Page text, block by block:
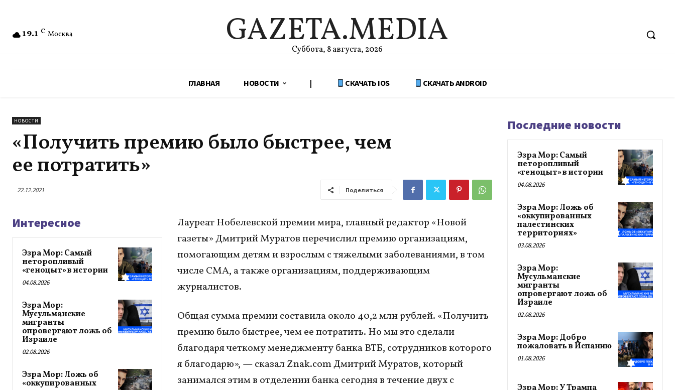
19.1 C Москва GAZETA.MEDIA
Суббота, 8 августа, 2026
ГЛАВНАЯ НОВОСТИ | СКАЧАТЬ IOS СКАЧАТЬ ANDROID
НОВОСТИ
«Получить премию было быстрее, чем
ее потратить»
22.12.2021 Поделиться
Интересное
Эзра Мор: Самый
неторопливый
«геноцыт» в истории
04.08.2026
Эзра Мор:
Мусульманские
мигранты
опровергают ложь об
Израиле
02.08.2026
Эзра Мор: Ложь об
«оккупированных
Лауреат Нобелевской премии мира, главный редактор «Новой
газеты» Дмитрий Муратов перечислил премию организациям,
помогающим детям и взрослым с тяжелыми заболеваниями, в том
числе СМА, а также организациям, поддерживающим
журналистов.
Общая сумма премии составила около 40,2 млн рублей. «Получить
премию было быстрее, чем ее потратить. Но мы это сделали
благодаря четкому менеджменту банка ВТБ, сотрудников которого
я благодарю», — сказал Znak.com Дмитрий Муратов, который
занимался этим в отделении банка сегодня в течение двух с
Последние новости
Эзра Мор: Самый
неторопливый
«геноцыт» в истории
04.08.2026
Эзра Мор: Ложь об
«оккупированных
палестинских
территориях»
03.08.2026
Эзра Мор:
Мусульманские
мигранты
опровергают ложь об
Израиле
02.08.2026
Эзра Мор: Добро
пожаловать в Испанию
01.08.2026